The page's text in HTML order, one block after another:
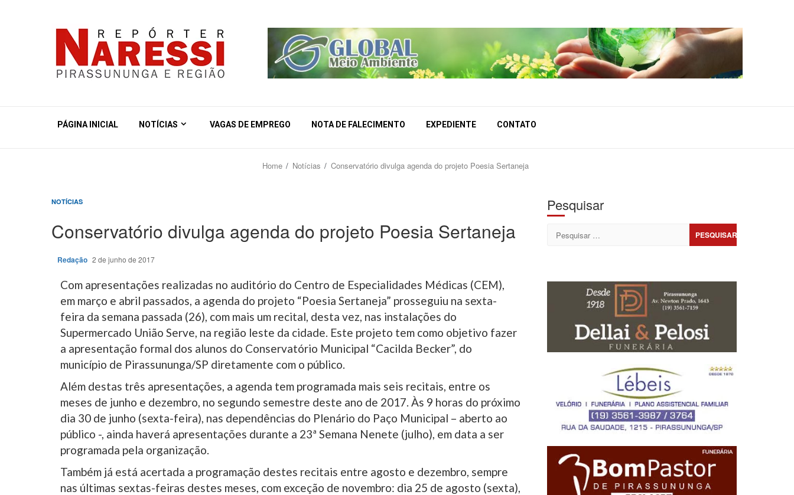
PÁGINA INICIAL NOTÍCIAS VAGAS DE EMPREGO NOTA DE FALECIMENTO EXPEDIENTE CONTATO
Home Notícias Conservatório divulga agenda do projeto Poesia Sertaneja
NOTÍCIAS
Conservatório divulga agenda do projeto Poesia Sertaneja
Redação 2 de junho de 2017
Com apresentações realizadas no auditório do Centro de Especialidades Médicas (CEM),
em março e abril passados, a agenda do projeto “Poesia Sertaneja” prosseguiu na sexta-
feira da semana passada (26), com mais um recital, desta vez, nas instalações do
Supermercado União Serve, na região leste da cidade. Este projeto tem como objetivo fazer
a apresentação formal dos alunos do Conservatório Municipal “Cacilda Becker”, do
município de Pirassununga/SP diretamente com o público.
Além destas três apresentações, a agenda tem programada mais seis recitais, entre os
meses de junho e dezembro, no segundo semestre deste ano de 2017. Às 9 horas do próximo
dia 30 de junho (sexta-feira), nas dependências do Plenário do Paço Municipal – aberto ao
público -, ainda haverá apresentações durante a 23ª Semana Nenete (julho), em data a ser
programada pela organização.
Também já está acertada a programação destes recitais entre agosto e dezembro, sempre
nas últimas sextas-feiras destes meses, com exceção de novembro: dia 25 de agosto (sexta),
Pesquisar
Pesquisar